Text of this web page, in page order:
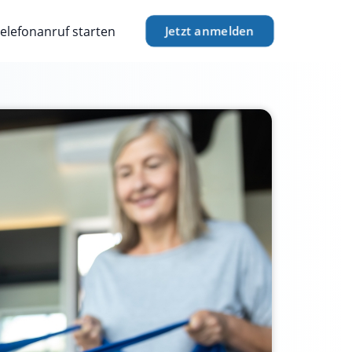
starten Jetzt anmelden